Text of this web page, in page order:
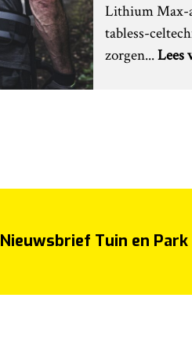
Lithium Max-
tabless-
zorgen...Lees
Nieuwsbrief Tuin en Park